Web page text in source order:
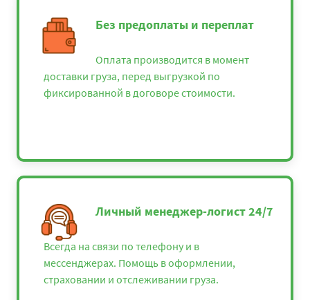
Без предоплаты и переплат
Оплата производится в момент
доставки груза, перед выгрузкой по
фиксированной в договоре стоимости.
Личный менеджер-логист 24/7
Всегда на связи по телефону и в
мессенджерах. Помощь в оформлении,
страховании и отслеживании груза.